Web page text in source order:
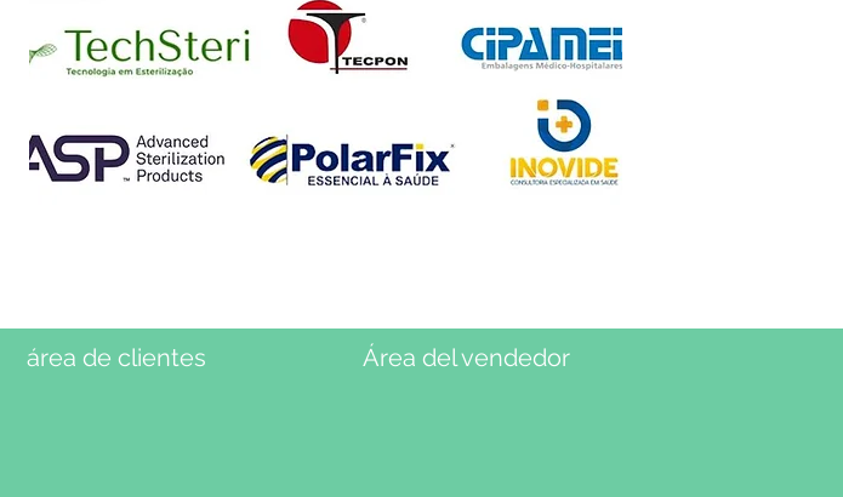
área de clientes Área del vendedor